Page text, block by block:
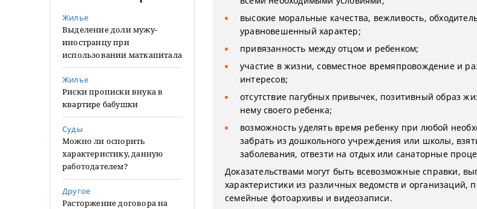
Жилье
Выделение доли мужу-
иностранцу при
использовании маткапитала
Жилье
Риски прописки внука в
квартире бабушки
Суды
Можно ли оспорить
характеристику, данную
работодателем?
Другое
Расторжение договора на
высокие моральные качества, вежливость,
уравновешенный характер;
привязанность между отцом и ребенком;
участие в жизни, совместное времяпровождение и
интересов;
отсутствие пагубных привычек, позитивный образ
нему своего ребенка;
возможность уделять время ребенку при любой
забрать из дошкольного учреждения или школы,
заболевания, отвезти на отдых или санаторные
Доказательствами могут быть всевозможные справки,
характеристики из различных ведомств и организаций,
семейные фотоархивы и видеозаписи.